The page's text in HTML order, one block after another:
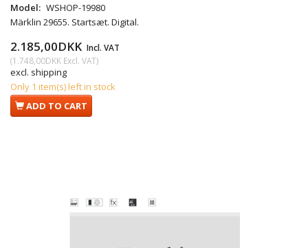
Model: WSHOP-19980
Märklin 29655. Startsæt. Digital.
2.185,00DKK Incl. VAT
(1.748,00DKK Excl. VAT)
excl. shipping
Only 1 item(s) left in stock
ADD TO CART